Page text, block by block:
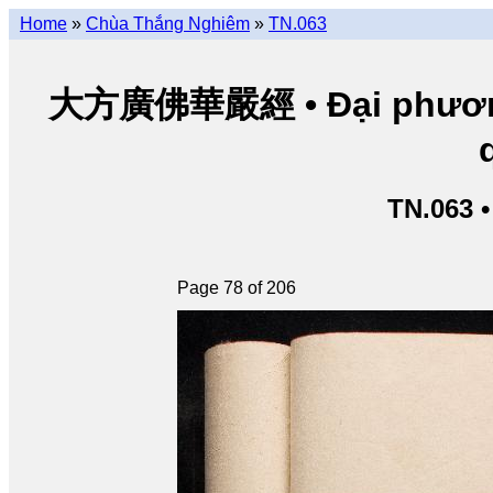
Home » Chùa Thắng Nghiêm » TN.063
大方廣佛華嚴經 • Đại
TN.063
Page 78 of 206